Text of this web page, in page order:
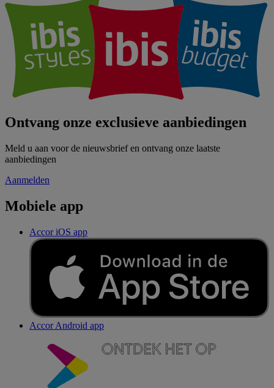
Ontvang onze exclusieve aanbiedingen
Meld u aan voor de nieuwsbrief en ontvang onze laatste
aanbiedingen
Aanmelden
Mobiele app
Accor iOS app
Accor Android app